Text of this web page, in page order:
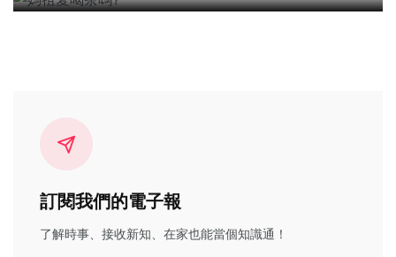
訂閱我們的電子報
了解時事、接收新知、在家也能當個知識通！